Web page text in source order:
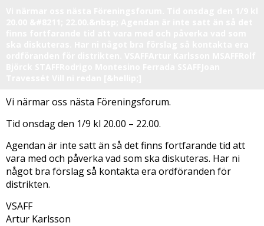
Vi närmar oss nästa Föreningsforum.
Tid onsdag den 1/9 kl 20.00 – 22.00.
Agendan är inte satt än så det finns fortfarande tid att
vara med och påverka vad som ska diskuteras. Har ni
något bra förslag så kontakta era ordföranden för
distrikten.
VSAFF
Artur Karlsson